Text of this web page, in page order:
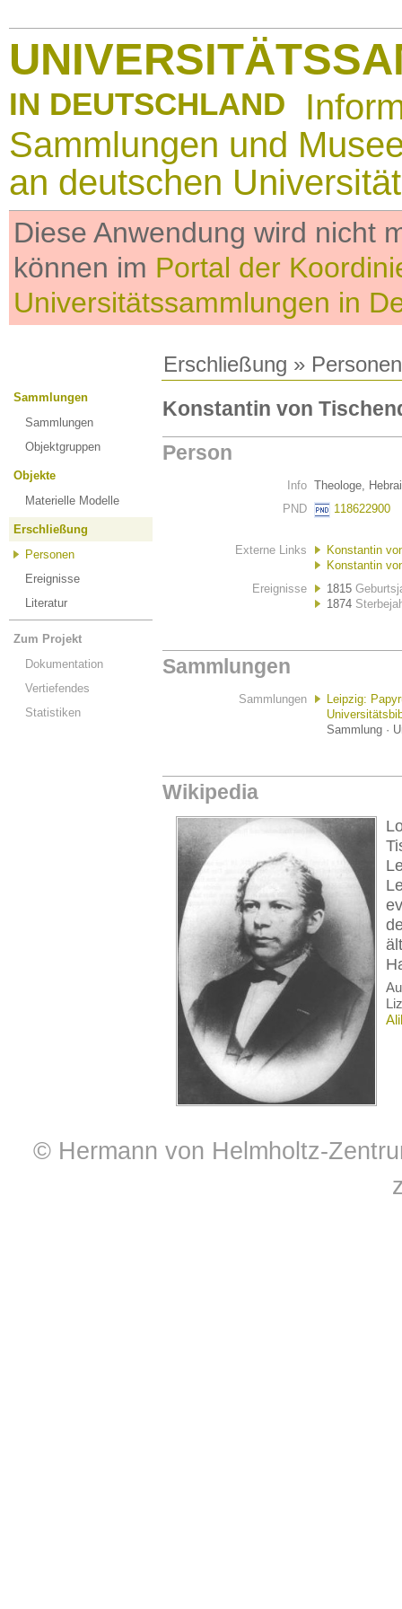
IN DEUTSCHLAND
Sammlungen und
an deutschen
Diese Anwendung wird nicht
können im Portal der
Universitätssammlungen in
Erschließung » Personen
Sammlungen
Sammlungen
Objektgruppen
Objekte
Materielle Modelle
Erschließung
Personen
Ereignisse
Literatur
Zum Projekt
Dokumentation
Vertiefendes
Statistiken
Konstantin von
Person
Info Theologe,
PND
118622900
Externe Links
Konstantin
Konstantin
Ereignisse
1815
1874
Sammlungen
Sammlungen
Leipzig:
Sammlung ·
Wikipedia
© Hermann von Helmholtz-